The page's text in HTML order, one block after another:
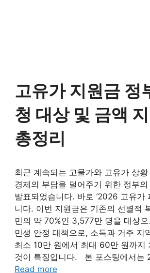
고유가 지원금 정
청 대상 및 금액
총정리
최근 계속되는 고물가와 고유가 상
경제의 부담을 덜어주기 위한 정부의
발표되었습니다. 바로 ‘2026 고유가
니다. 이번 지원금은 기존의 선별적
민의 약 70%인 3,577만 명을 대상
민생 안정 대책으로, 소득과 거주 지
최소 10만 원에서 최대 60만 원까지
것이 특징입니다. 본 포스팅에서는
Read more